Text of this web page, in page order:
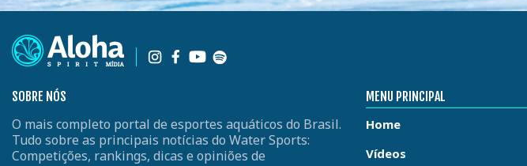
SOBRE NÓS
O mais completo portal de esportes aquáticos do Brasil.
Tudo sobre as principais notícias do Water Sports:
Competições, rankings, dicas e opiniões de
MENU PRINCIPAL
Home
Vídeos